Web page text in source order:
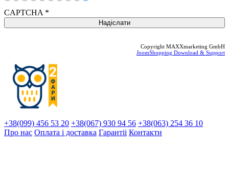
CAPTCHA *
Copyright MAXXmarketing GmbH
JoomShopping Download & Support
+38(099) 456 53 20 +38(067) 930 94 56 +38(063) 254 36 10
Про нас Оплата і доставка Гарантіi Контакти